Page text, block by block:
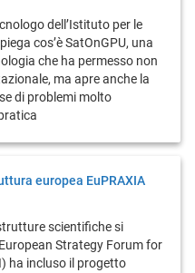
dell’Istituto per le
cos’è SatOnGPU, una
che ha permesso non
ma apre anche la
di problemi molto
europea EuPRAXIA
scientifiche si
Strategy Forum for
ha incluso il progetto